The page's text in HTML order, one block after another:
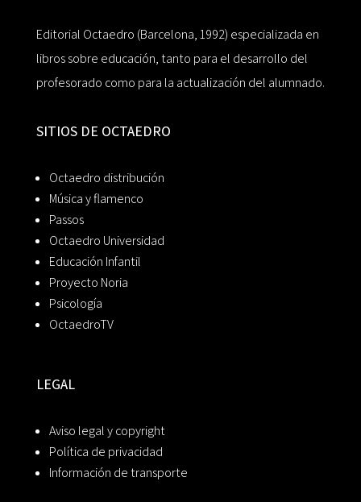
Editorial Octaedro (Barcelona, 1992) especializada en
libros sobre educación, tanto para el desarrollo del
profesorado como para la actualización del alumnado.
SITIOS DE OCTAEDRO
Octaedro distribución
Música y flamenco
Passos
Octaedro Universidad
Educación Infantil
Proyecto Noria
Psicología
OctaedroTV
LEGAL
Aviso legal y copyright
Política de privacidad
Información de transporte